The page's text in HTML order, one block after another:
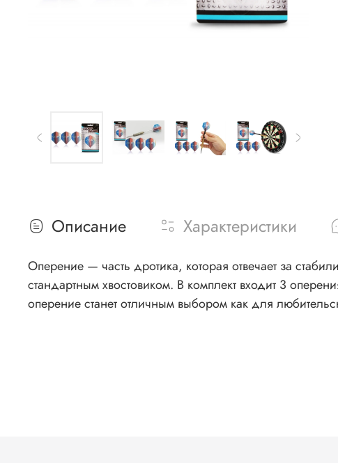
Описание Характеристики
Оперение — часть дротика, которая отвечает за
стандартным хвостовиком. В комплект входит 3
оперение станет отличным выбором как для